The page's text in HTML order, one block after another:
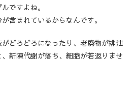
ですよね。
含まれているからなんです。
どろどろになったり、老廃物が排泄
新陳代謝が落ち、細胞が若返りませ